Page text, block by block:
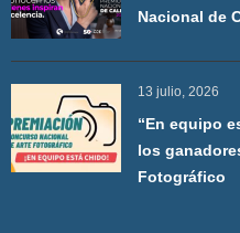
Nacional de
13 julio, 2026
“En equipo
los
Fotográfico